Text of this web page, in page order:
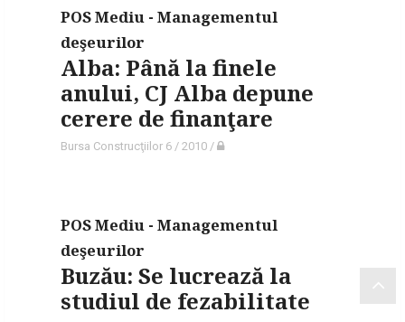
POS Mediu - Managementul
deşeurilor
Alba: Până la finele
anului, CJ Alba depune
cerere de finanţare
Bursa Construcţiilor 6 / 2010/
POS Mediu - Managementul
deşeurilor
Buzău: Se lucrează la
studiul de fezabilitate